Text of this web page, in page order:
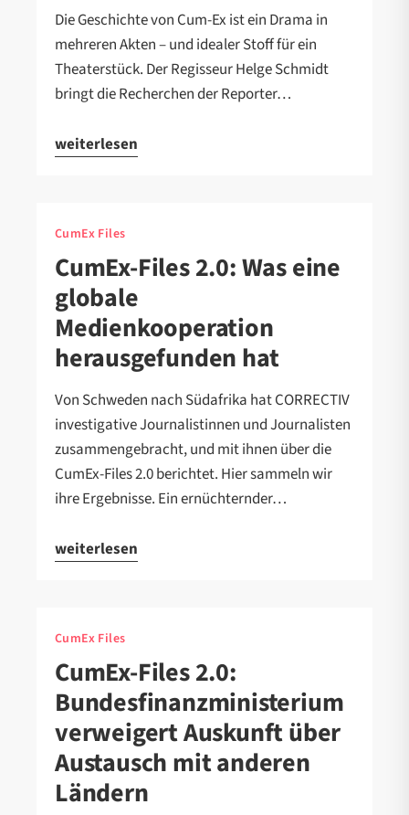
Die Geschichte von Cum-Ex ist ein Drama in
mehreren Akten – und idealer Stoff für ein
Theaterstück. Der Regisseur Helge Schmidt
bringt die Recherchen der Reporter…
weiterlesen
CumEx Files
CumEx-Files 2.0: Was eine
globale
Medienkooperation
herausgefunden hat
Von Schweden nach Südafrika hat CORRECTIV
investigative Journalistinnen und Journalisten
zusammengebracht, und mit ihnen über die
CumEx-Files 2.0 berichtet. Hier sammeln wir
ihre Ergebnisse. Ein ernüchternder…
weiterlesen
CumEx Files
CumEx-Files 2.0:
Bundesfinanzministerium
verweigert Auskunft über
Austausch mit anderen
Ländern